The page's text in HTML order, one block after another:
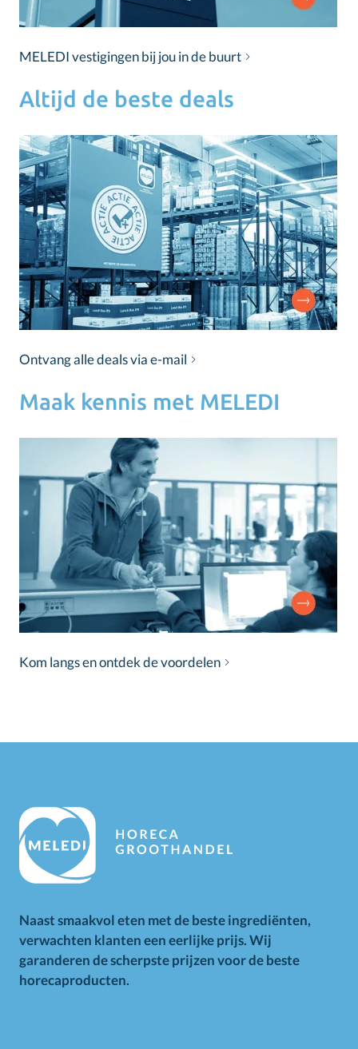
MELEDI vestigingen bij jou in de buurt
Altijd de beste deals
Ontvang alle deals via e-mail
Maak kennis met MELEDI
Kom langs en ontdek de voordelen
Naast smaakvol eten met de beste ingrediënten,
verwachten klanten een eerlijke prijs. Wij
garanderen de scherpste prijzen voor de beste
horecaproducten.